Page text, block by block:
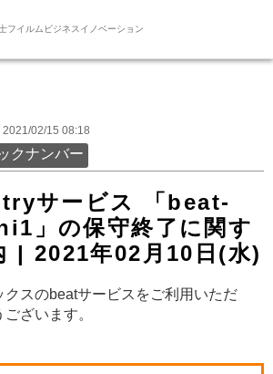
フイルムビジネスイノベーション
2021/02/15 08:18
クナンバー
サービス 「beat-
」の保守終了に関す
| 2021年02月10日(水)
スのbeatサービスをご利用いただ
ざいます。